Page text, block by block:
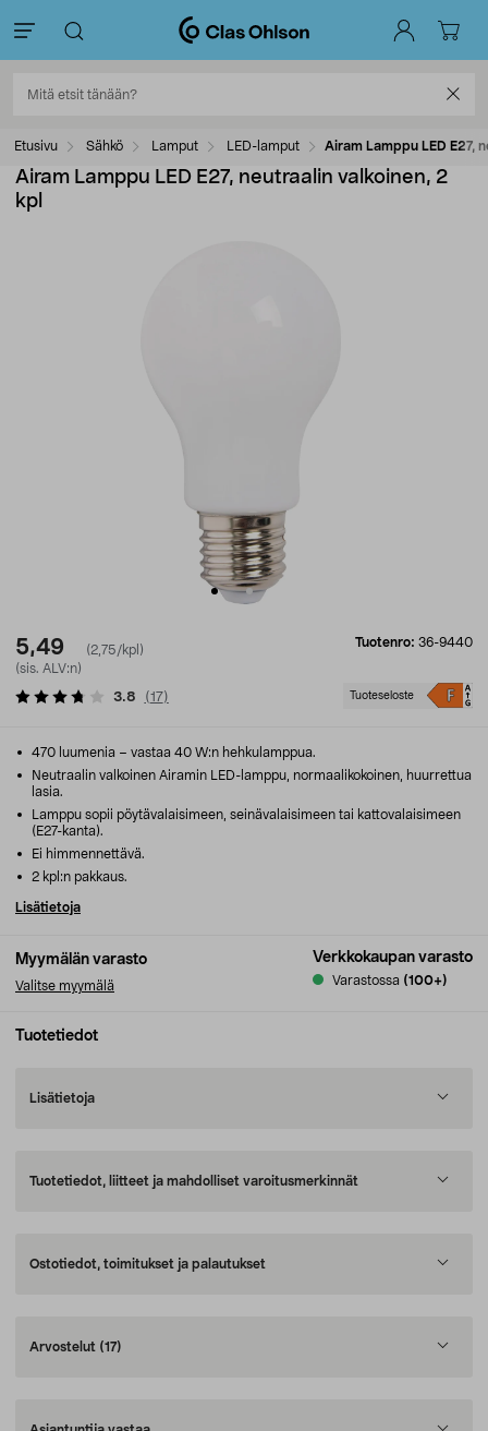
Etusivu Sähkö Lamput LED-lamput Airam Lamppu LED E27,
Airam Lamppu LED E27, neutraalin valkoinen, 2
kpl
5,49
(2,75/kpl)
(sis. ALV:n)
Tuotenro: 36-9440
Tuoteseloste
3.8 (17)
Myymälän varasto
Valitse myymälä
Verkkokaupan varasto
Varastossa (100+)
470 luumenia – vastaa 40 W:n hehkulamppua.
Neutraalin valkoinen Airamin LED-lamppu, normaalikokoinen, huurrettua
lasia.
Lamppu sopii pöytävalaisimeen, seinävalaisimeen tai kattovalaisimeen
(E27-kanta).
Ei himmennettävä.
2 kpl:n pakkaus.
Lisätietoja
Tuotetiedot
Lisätietoja
Tuotetiedot, liitteet ja mahdolliset varoitusmerkinnät
Ostotiedot, toimitukset ja palautukset
Arvostelut (17)